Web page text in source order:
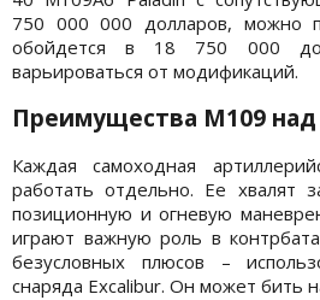
750 000 000 долларов, можно
обойдется в 18 750 000
варьироваться от модификаций.
Преимущества М109
Каждая самоходная
работать отдельно. Ее хвалят
позиционную и огневую
играют важную роль в
безусловных плюсов –
снаряда Excalibur. Он может бить